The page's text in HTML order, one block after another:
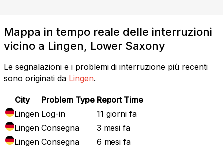
Mappa in tempo reale delle interruzioni
vicino a Lingen, Lower Saxony
Le segnalazioni e i problemi di interruzione più recenti
sono originati da Lingen.
City Problem Type Report Time
Lingen Log-in
11 giorni fa
Lingen Consegna
3 mesi fa
Lingen Consegna 6 mesi fa